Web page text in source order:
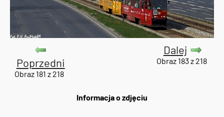
Poprzedni
Obraz 181 z 218
Dalej
Obraz 183 z 218
Informacja o zdjęciu